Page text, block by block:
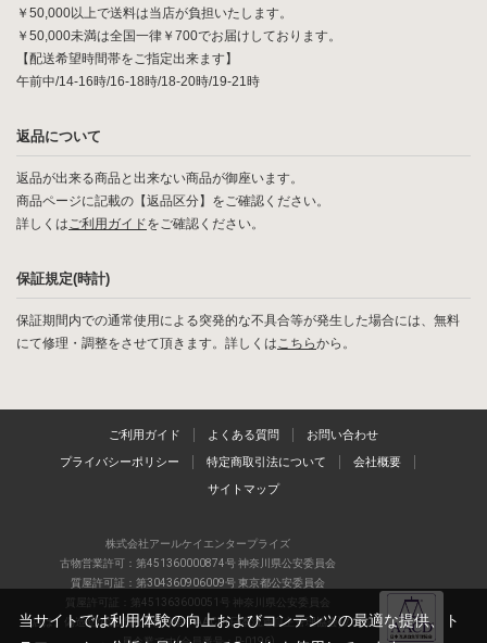
￥50,000以上で送料は当店が負担いたします。
￥50,000未満は全国一律￥700でお届けしております。
【配送希望時間帯をご指定出来ます】
午前中/14-16時/16-18時/18-20時/19-21時
返品について
返品が出来る商品と出来ない商品が御座います。
商品ページに記載の【返品区分】をご確認ください。
詳しくはご利用ガイドをご確認ください。
保証規定(時計)
保証期間内での通常使用による突発的な不具合等が発生した場合には、無料
にて修理・調整をさせて頂きます。詳しくはこちらから。
ご利用ガイド よくある質問 お問い合わせ
プライバシーポリシー 特定商取引法について 会社概要
サイトマップ
株式会社アールケイエンタープライズ
古物営業許可：第451360000874号 神奈川県公安委員会
質屋許可証：第304360906009号 東京都公安委員会
質屋許可証：第451363600051号 神奈川県公安委員会
当店は、偽造品の流通防止を目指すAACD(日本流通自主管理協会)の正会
当サイトでは利用体験の向上およびコンテンツの最適な提供、ト